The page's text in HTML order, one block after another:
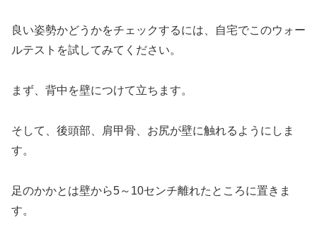
良い姿勢かどうかをチェックするには、自宅でこのウォー
ルテストを試してみてください。
まず、背中を壁につけて立ちます。
そして、後頭部、肩甲骨、お尻が壁に触れるようにしま
す。
足のかかとは壁から5～10センチ離れたところに置きま
す。